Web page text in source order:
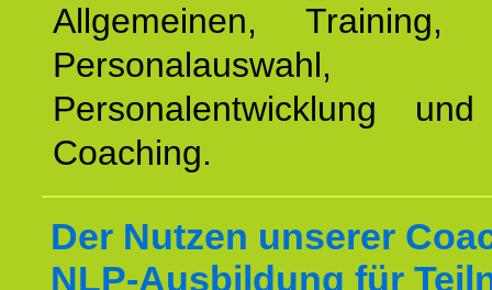
Allgemeinen, Training,
Personalauswahl,
Personalentwicklung
Coaching.
Der Nutzen unserer
NLP-Ausbildung für